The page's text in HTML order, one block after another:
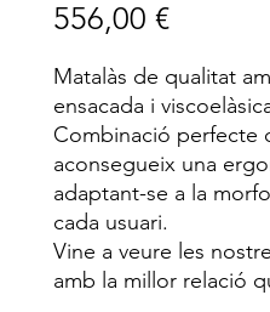
556,00 €Price
Matalàs de qualitat
ensacada i
Combinació perfecte
aconsegueix una
adaptant-se a la
cada usuari.
Vine a veure les
amb la millor relació